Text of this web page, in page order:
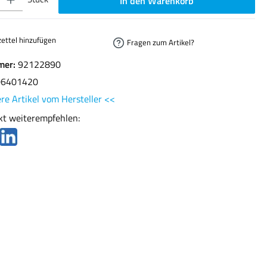
hinzufügen Fragen zum Artikel?
92122890
Artikel vom Hersteller <<
weiterempfehlen: